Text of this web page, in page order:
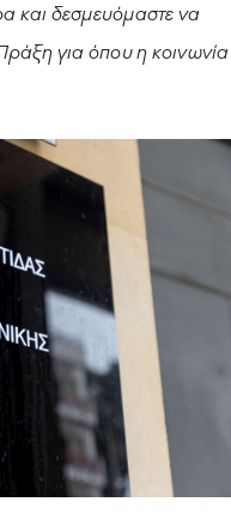
και δεσμευόμαστε να
για όπου η κοινωνία